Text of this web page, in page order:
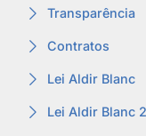
Transparência
Contratos
Lei Aldir Blanc
Lei Aldir Blanc